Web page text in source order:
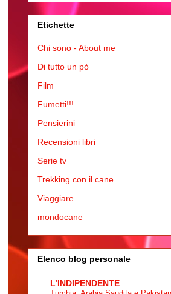
Etichette
Chi sono - About me
Di tutto un pò
Film
Fumetti!!!
Pensierini
Recensioni libri
Serie tv
Trekking con il cane
Viaggiare
mondocane
Elenco blog personale
L’INDIPENDENTE